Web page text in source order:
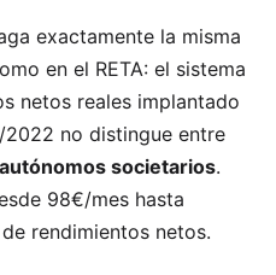
exactamente la misma
en el RETA: el sistema
netos reales implantado
no distingue entre
autónomos societarios.
98€/mes hasta
rendimientos netos.